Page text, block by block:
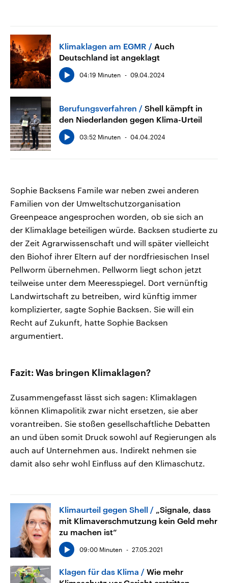
Klimaklagen am EGMR
Auch
Deutschland ist angeklagt
04:19 Minuten 09.04.2024
Berufungsverfahren
Shell kämpft in
den Niederlanden gegen Klima-Urteil
03:52 Minuten 04.04.2024
Sophie Backsens Famile war neben zwei anderen
Familien von der Umweltschutzorganisation
Greenpeace angesprochen worden, ob sie sich an
der Klimaklage beteiligen würde. Backsen studierte zu
der Zeit Agrarwissenschaft und will später vielleicht
den Biohof ihrer Eltern auf der nordfriesischen Insel
Pellworm übernehmen. Pellworm liegt schon jetzt
teilweise unter dem Meeresspiegel. Dort vernünftig
Landwirtschaft zu betreiben, wird künftig immer
komplizierter, sagte Sophie Backsen. Sie will ein
Recht auf Zukunft, hatte Sophie Backsen
argumentiert.
Fazit: Was bringen Klimaklagen?
Zusammengefasst lässt sich sagen: Klimaklagen
können Klimapolitik zwar nicht ersetzen, sie aber
vorantreiben. Sie stoßen gesellschaftliche Debatten
an und üben somit Druck sowohl auf Regierungen als
auch auf Unternehmen aus. Indirekt nehmen sie
damit also sehr wohl Einfluss auf den Klimaschutz.
Klimaurteil gegen Shell
„Signale, dass
mit Klimaverschmutzung kein Geld mehr
zu machen ist“
09:00 Minuten 27.05.2021
Klagen für das Klima
Wie mehr